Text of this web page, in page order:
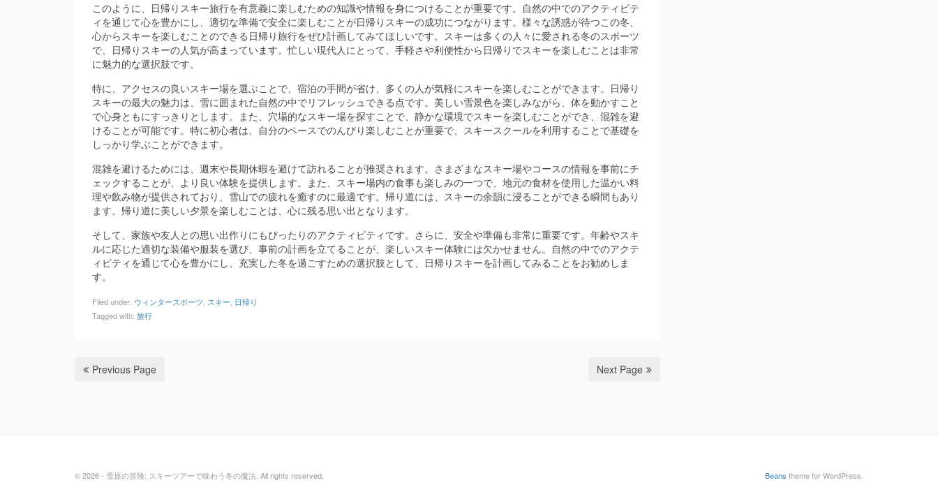
このように、日帰りスキー旅行を有意義に楽しむための知識や情報を身につけることが重要です。自然の中でのアクティビテ
ィを通じて心を豊かにし、適切な準備で安全に楽しむことが日帰りスキーの成功につながります。様々な誘惑が待つこの冬、
心からスキーを楽しむことのできる日帰り旅行をぜひ計画してみてほしいです。スキーは多くの人々に愛される冬のスポーツ
で、日帰りスキーの人気が高まっています。忙しい現代人にとって、手軽さや利便性から日帰りでスキーを楽しむことは非常
に魅力的な選択肢です。
特に、アクセスの良いスキー場を選ぶことで、宿泊の手間が省け、多くの人が気軽にスキーを楽しむことができます。日帰り
スキーの最大の魅力は、雪に囲まれた自然の中でリフレッシュできる点です。美しい雪景色を楽しみながら、体を動かすこと
で心身ともにすっきりとします。また、穴場的なスキー場を探すことで、静かな環境でスキーを楽しむことができ、混雑を避
けることが可能です。特に初心者は、自分のペースでのんびり楽しむことが重要で、スキースクールを利用することで基礎を
しっかり学ぶことができます。
混雑を避けるためには、週末や長期休暇を避けて訪れることが推奨されます。さまざまなスキー場やコースの情報を事前にチ
ェックすることが、より良い体験を提供します。また、スキー場内の食事も楽しみの一つで、地元の食材を使用した温かい料
理や飲み物が提供されており、雪山での疲れを癒すのに最適です。帰り道には、スキーの余韻に浸ることができる瞬間もあり
ます。帰り道に美しい夕景を楽しむことは、心に残る思い出となります。
そして、家族や友人との思い出作りにもぴったりのアクティビティです。さらに、安全や準備も非常に重要です。年齢やスキ
ルに応じた適切な装備や服装を選び、事前の計画を立てることが、楽しいスキー体験には欠かせません。自然の中でのアクテ
ィビティを通じて心を豊かにし、充実した冬を過ごすための選択肢として、日帰りスキーを計画してみることをお勧めしま
す。
Filed under: ウィンタースポーツ スキー 日帰り
Tagged with: 旅行
Previous Page Next Page
© 2026 - 雪原の冒険: スキーツアーで味わう冬の魔法. All rights reserved. Beans theme for WordPress.